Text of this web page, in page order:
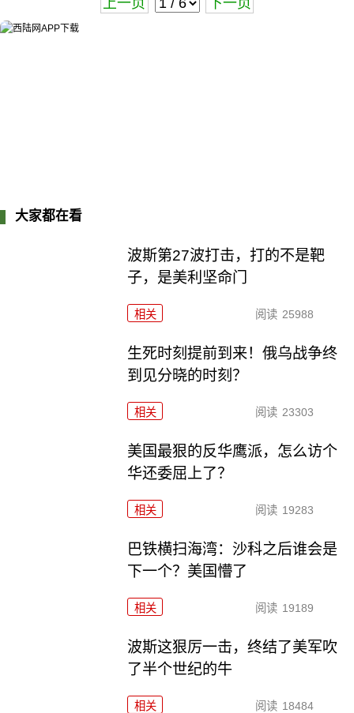
上一页 下一页
大家都在看
波斯第27波打击，打的不是靶
子，是美利坚命门
相关 阅读 25988
生死时刻提前到来！俄乌战争终
到见分晓的时刻？
相关 阅读 23303
美国最狠的反华鹰派，怎么访个
华还委屈上了？
相关 阅读 19283
巴铁横扫海湾：沙科之后谁会是
下一个？美国懵了
相关 阅读 19189
波斯这狠厉一击，终结了美军吹
了半个世纪的牛
相关 阅读 18484